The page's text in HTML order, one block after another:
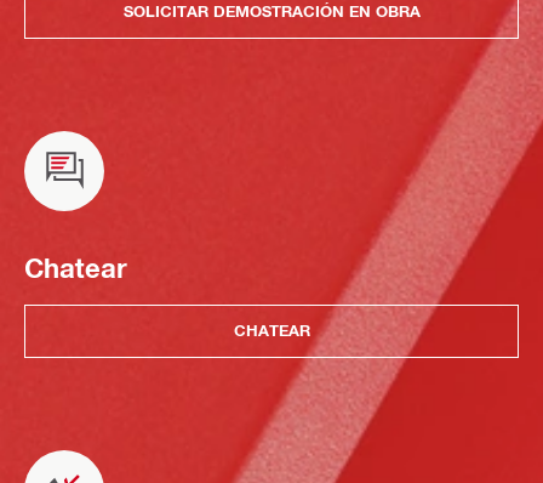
SOLICITAR DEMOSTRACIÓN EN OBRA
Chatear
CHATEAR